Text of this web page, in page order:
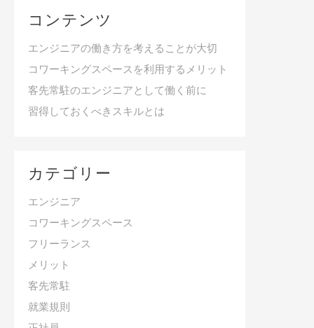
コンテンツ
エンジニアの働き方を考えることが大切
コワーキングスペースを利用するメリット
客先常駐のエンジニアとして働く前に
習得しておくべきスキルとは
カテゴリー
エンジニア
コワーキングスペース
フリーランス
メリット
客先常駐
就業規則